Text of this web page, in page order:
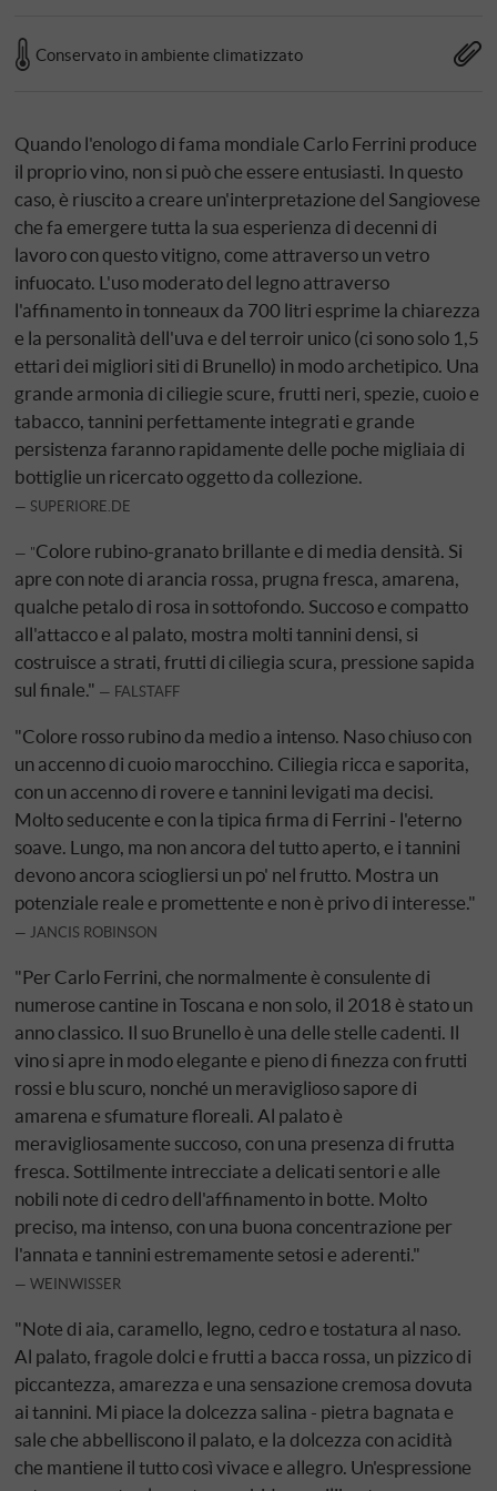
Conservato in ambiente climatizzato
Quando l'enologo di fama mondiale Carlo Ferrini produce
il proprio vino, non si può che essere entusiasti. In questo
caso, è riuscito a creare un'interpretazione del Sangiovese
che fa emergere tutta la sua esperienza di decenni di
lavoro con questo vitigno, come attraverso un vetro
infuocato. L'uso moderato del legno attraverso
l'affinamento in tonneaux da 700 litri esprime la chiarezza
e la personalità dell'uva e del terroir unico (ci sono solo 1,5
ettari dei migliori siti di Brunello) in modo archetipico. Una
grande armonia di ciliegie scure, frutti neri, spezie, cuoio e
tabacco, tannini perfettamente integrati e grande
persistenza faranno rapidamente delle poche migliaia di
bottiglie un ricercato oggetto da collezione.
SUPERIORE.DE
"Colore rubino-granato brillante e di media densità. Si
apre con note di arancia rossa, prugna fresca, amarena,
qualche petalo di rosa in sottofondo. Succoso e compatto
all'attacco e al palato, mostra molti tannini densi, si
costruisce a strati, frutti di ciliegia scura, pressione sapida
sul finale."
FALSTAFF
"Colore rosso rubino da medio a intenso. Naso chiuso con
un accenno di cuoio marocchino. Ciliegia ricca e saporita,
con un accenno di rovere e tannini levigati ma decisi.
Molto seducente e con la tipica firma di Ferrini - l'eterno
soave. Lungo, ma non ancora del tutto aperto, e i tannini
devono ancora sciogliersi un po' nel frutto. Mostra un
potenziale reale e promettente e non è privo di interesse."
JANCIS ROBINSON
"Per Carlo Ferrini, che normalmente è consulente di
numerose cantine in Toscana e non solo, il 2018 è stato un
anno classico. Il suo Brunello è una delle stelle cadenti. Il
vino si apre in modo elegante e pieno di finezza con frutti
rossi e blu scuro, nonché un meraviglioso sapore di
amarena e sfumature floreali. Al palato è
meravigliosamente succoso, con una presenza di frutta
fresca. Sottilmente intrecciate a delicati sentori e alle
nobili note di cedro dell'affinamento in botte. Molto
preciso, ma intenso, con una buona concentrazione per
l'annata e tannini estremamente setosi e aderenti."
WEINWISSER
"Note di aia, caramello, legno, cedro e tostatura al naso.
Al palato, fragole dolci e frutti a bacca rossa, un pizzico di
piccantezza, amarezza e una sensazione cremosa dovuta
ai tannini. Mi piace la dolcezza salina - pietra bagnata e
sale che abbelliscono il palato, e la dolcezza con acidità
che mantiene il tutto così vivace e allegro. Un'espressione